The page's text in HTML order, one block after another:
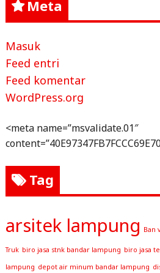
Meta
Masuk
Feed entri
Feed komentar
WordPress.org
<meta name=”msvalidate.01″
Tag
arsitek lampung Ban
Truk biro jasa stnk bandar lampung biro jasa
lampung depot air minum bandar lampung